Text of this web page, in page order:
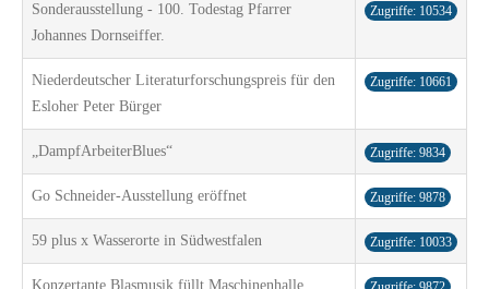
Sonderausstellung - 100. Todestag Pfarrer
Johannes Dornseiffer.
Zugriffe: 10534
Niederdeutscher Literaturforschungspreis für den
Esloher Peter Bürger
Zugriffe: 10661
„DampfArbeiterBlues“ Zugriffe: 9834
Go Schneider-Ausstellung eröffnet Zugriffe: 9878
59 plus x Wasserorte in Südwestfalen Zugriffe: 10033
Konzertante Blasmusik füllt Maschinenhalle